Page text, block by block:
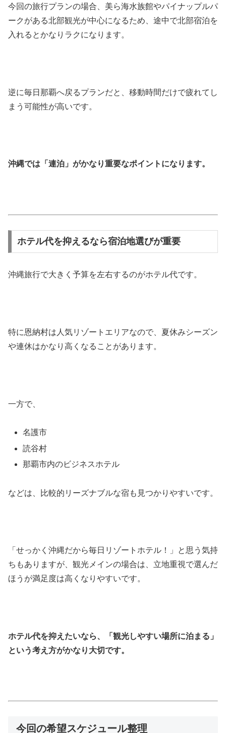
今回の旅行プランの場合、美ら海水族館やパイナップルパ
ークがある北部観光が中心になるため、途中で北部宿泊を
入れるとかなりラクになります。
逆に毎日那覇へ戻るプランだと、移動時間だけで疲れてし
まう可能性が高いです。
沖縄では「連泊」がかなり重要なポイントになります。
ホテル代を抑えるなら宿泊地選びが重要
沖縄旅行で大きく予算を左右するのがホテル代です。
特に恩納村は人気リゾートエリアなので、夏休みシーズン
や連休はかなり高くなることがあります。
一方で、
名護市
読谷村
那覇市内のビジネスホテル
などは、比較的リーズナブルな宿も見つかりやすいです。
「せっかく沖縄だから毎日リゾートホテル！」と思う気持
ちもありますが、観光メインの場合は、立地重視で選んだ
ほうが満足度は高くなりやすいです。
ホテル代を抑えたいなら、「観光しやすい場所に泊まる」
という考え方がかなり大切です。
今回の希望スケジュール整理